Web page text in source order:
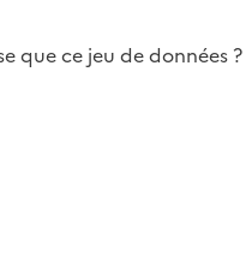
quece jeu de données ?